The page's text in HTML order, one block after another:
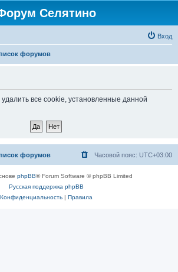
Селятино
Вход
форумов
все cookie, установленные данной
форумов Часовой пояс: UTC+03:00
phpBB® Forum Software © phpBB Limited
Русская поддержка phpBB
Конфиденциальность| Правила